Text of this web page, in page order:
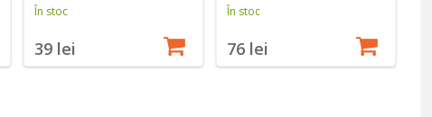
În stoc
39 lei
În stoc
76 lei